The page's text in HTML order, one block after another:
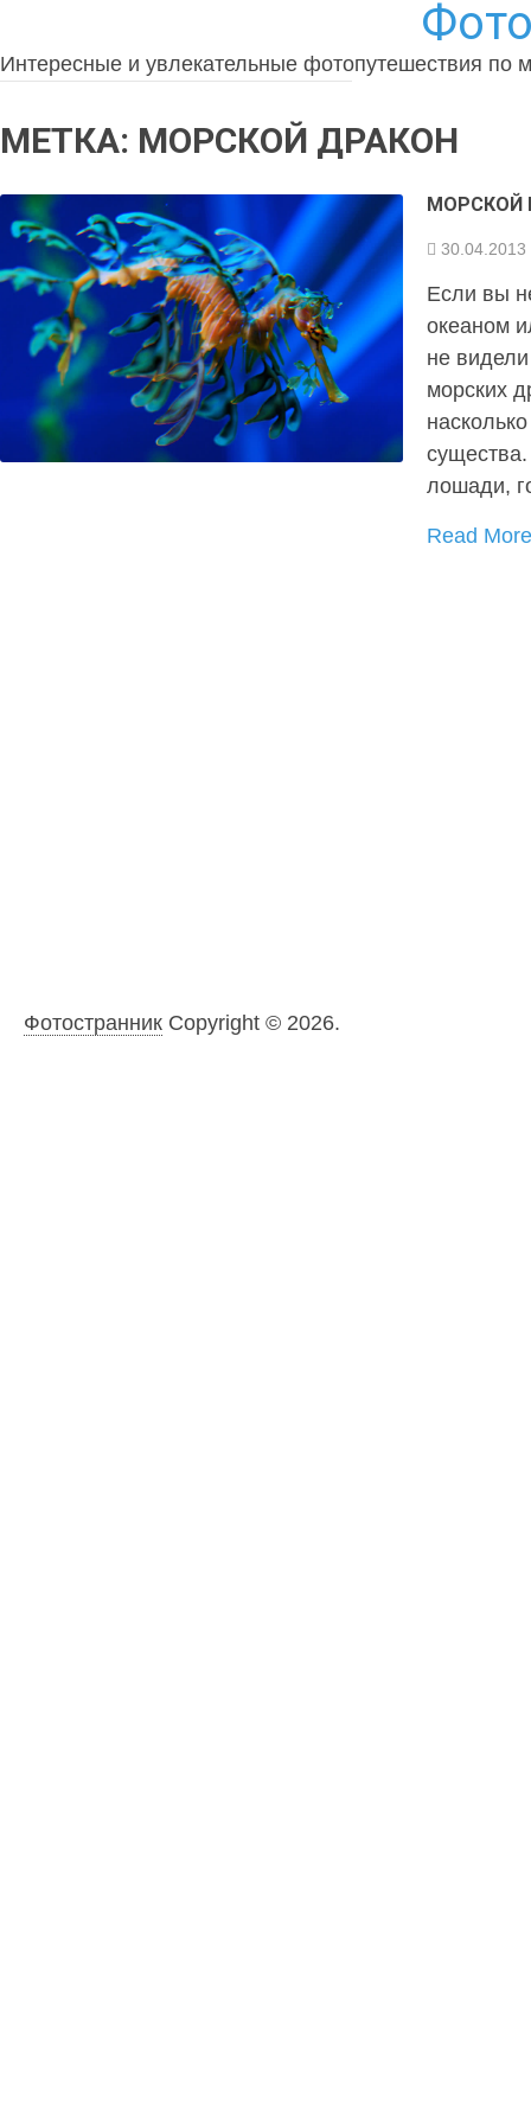
Интересные и увлекательные фотопутешествия по
МЕТКА: МОРСКОЙ ДРАКОН
МОРСКОЙ
30.04.2013
Если вы
океаном
не
морских
лошади,
Read
ФотостранникCopyright © 2026.